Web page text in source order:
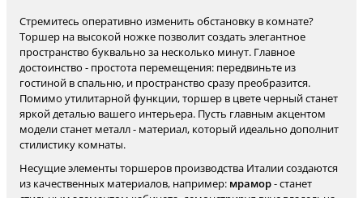
Стремитесь оперативно изменить обстановку в комнате?
Торшер на высокой ножке позволит создать элегантное
пространство буквально за несколько минут. Главное
достоинство - простота перемещения: передвиньте из
гостиной в спальню, и пространство сразу преобразится.
Помимо утилитарной функции, торшер в цвете черный станет
яркой деталью вашего интерьера. Пусть главным акцентом
модели станет металл - материал, который идеально дополнит
стилистику комнаты.
Несущие элементы торшеров производства Италии создаются
из качественных материалов, например: мрамор- станет